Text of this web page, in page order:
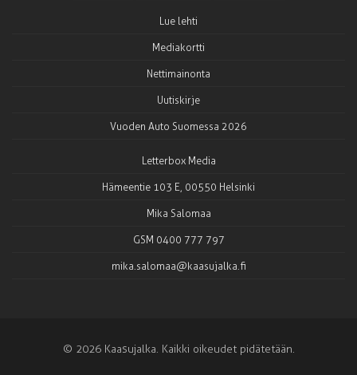
Lue lehti
Mediakortti
Nettimainonta
Uutiskirje
Vuoden Auto Suomessa 2026
Letterbox Media
Hämeentie 103 E, 00550 Helsinki
Mika Salomaa
GSM 0400 777 797
mika.salomaa@kaasujalka.fi
© 2026 Kaasujalka. Kaikki oikeudet pidätetään.